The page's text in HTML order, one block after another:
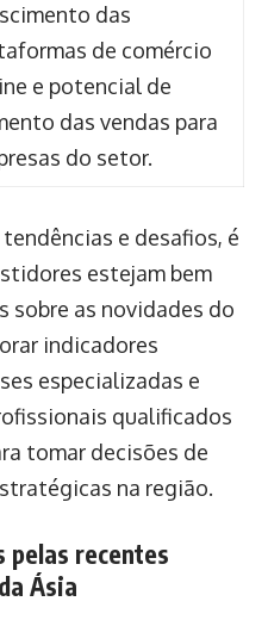
das
de comércio
e potencial de
das vendas para
do setor.
e desafios, é
estejam bem
sobre as novidades do
indicadores
especializadas e
qualificados
tomar decisões de
na região.
recentes
Ásia